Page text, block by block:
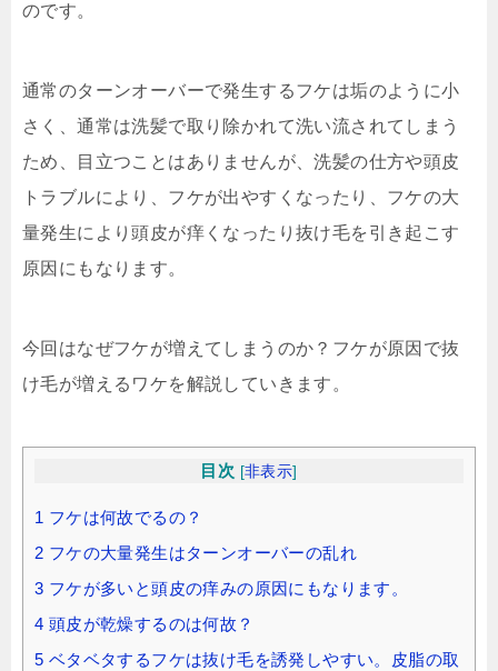
のです。
通常のターンオーバーで発生するフケは垢のように小
さく、通常は洗髪で取り除かれて洗い流されてしまう
ため、目立つことはありませんが、洗髪の仕方や頭皮
トラブルにより、フケが出やすくなったり、フケの大
量発生により頭皮が痒くなったり抜け毛を引き起こす
原因にもなります。
今回はなぜフケが増えてしまうのか？フケが原因で抜
け毛が増えるワケを解説していきます。
目次 [非表示]
1 フケは何故でるの？
2 フケの大量発生はターンオーバーの乱れ
3 フケが多いと頭皮の痒みの原因にもなります。
4 頭皮が乾燥するのは何故？
5 ベタベタするフケは抜け毛を誘発しやすい。皮脂の取